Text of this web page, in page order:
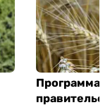
Программа